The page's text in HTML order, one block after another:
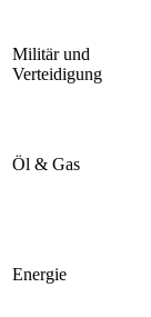
Militär und
Verteidigung
Öl & Gas
Energie